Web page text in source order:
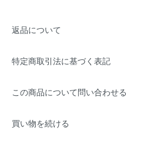
返品について
特定商取引法に基づく表記
この商品について問い合わせる
買い物を続ける